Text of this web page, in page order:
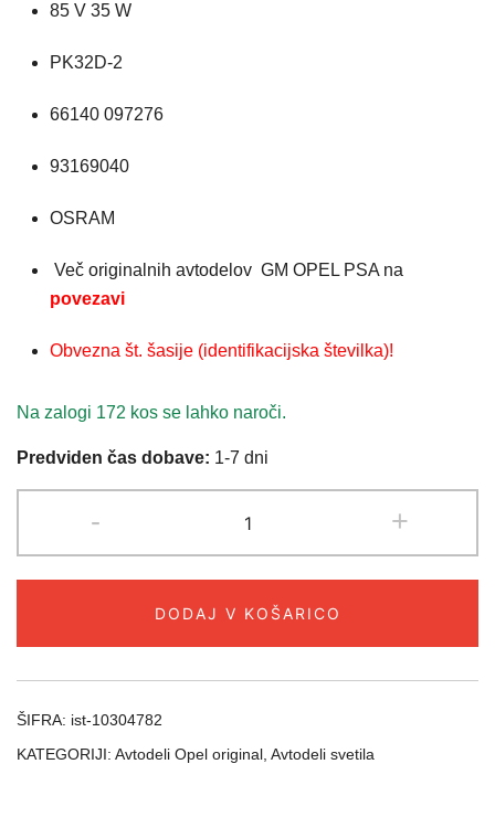
85 V 35 W
PK32D-2
66140 097276
93169040
OSRAM
Več originalnih avtodelov GM OPEL PSA na
povezavi
Obvezna št. šasije (identifikacijska številka)!
Na zalogi 172 kos se lahko naroči.
Predviden čas dobave: 1-7 dni
-
OSRAM
XSENON
85V35W
PK32D-
2
+
DODAJ V KOŠARICO
ŠIFRA: ist-10304782
KATEGORIJI: Avtodeli Opel original Avtodeli svetila